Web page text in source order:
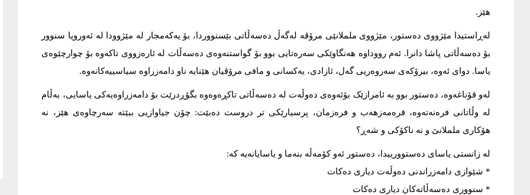
هێز.
لەڕاستیدا مێژووی دەستور، مێژووی ململانێی مرۆڤە لەگەڵ دەسەڵاتی بێسنووردا، بۆ یەکەمجار لە مێژوودا لە ئەوروپا سنوور
بۆ دەسەڵاتی پاشا دانرا. ئەم رووداوە هەنگاوێکی سەرەتایی بوو بۆ گواستنەوەی دەسەڵات لە ئارەزووی تاکەوە بۆ چوارچێوەی
یاسا. دوای ئەوە، بیرۆکەی سەروەریی گەل، ئازادی، یەکسانی و مافی مرۆڤیان هێنایە ناو دامەزراوە سیاسییەکانەوە.
لەو قۆناغەوە، دەستور بوو بە ئامرازێک بۆئەوەی دەوڵەت لە دەسەڵاتی تاکڕەوەوە بگۆڕدرێت بۆ دامەزراوەیەکی یاسایی، بەڵام
لە وڵاتانی فرەنەتەوە، فرەمەزهەب و فرەزمان، پرسیارێکی تر دروست دەبێت: چۆن جیاوازیی ببێتە سەرچاوەی هێز، نە
هۆکاری ململانێ و نە ناکۆکی و شەڕ؟
لە زانستی یاسای دەستوورییدا، دەستور ئەو کۆمەڵە بنەما و یاسایانەیە کە:
* شێوازی دامەزراندنی دەوڵەت دیاری دەکات
* سنووری دەسەڵاتەکان دیاری دەکات